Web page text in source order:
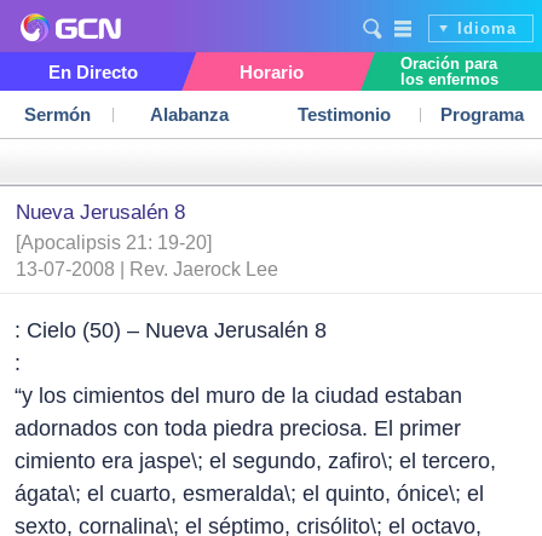
Idioma
En Directo Horario
Oración para
los enfermos
Sermón Alabanza Testimonio Programa
Nueva Jerusalén 8
[Apocalipsis 21: 19-20]
13-07-2008 | Rev. Jaerock Lee
: Cielo (50) – Nueva Jerusalén 8
:
“y los cimientos del muro de la ciudad estaban
adornados con toda piedra preciosa. El primer
cimiento era jaspe\; el segundo, zafiro\; el tercero,
ágata\; el cuarto, esmeralda\; el quinto, ónice\; el
sexto, cornalina\; el séptimo, crisólito\; el octavo,